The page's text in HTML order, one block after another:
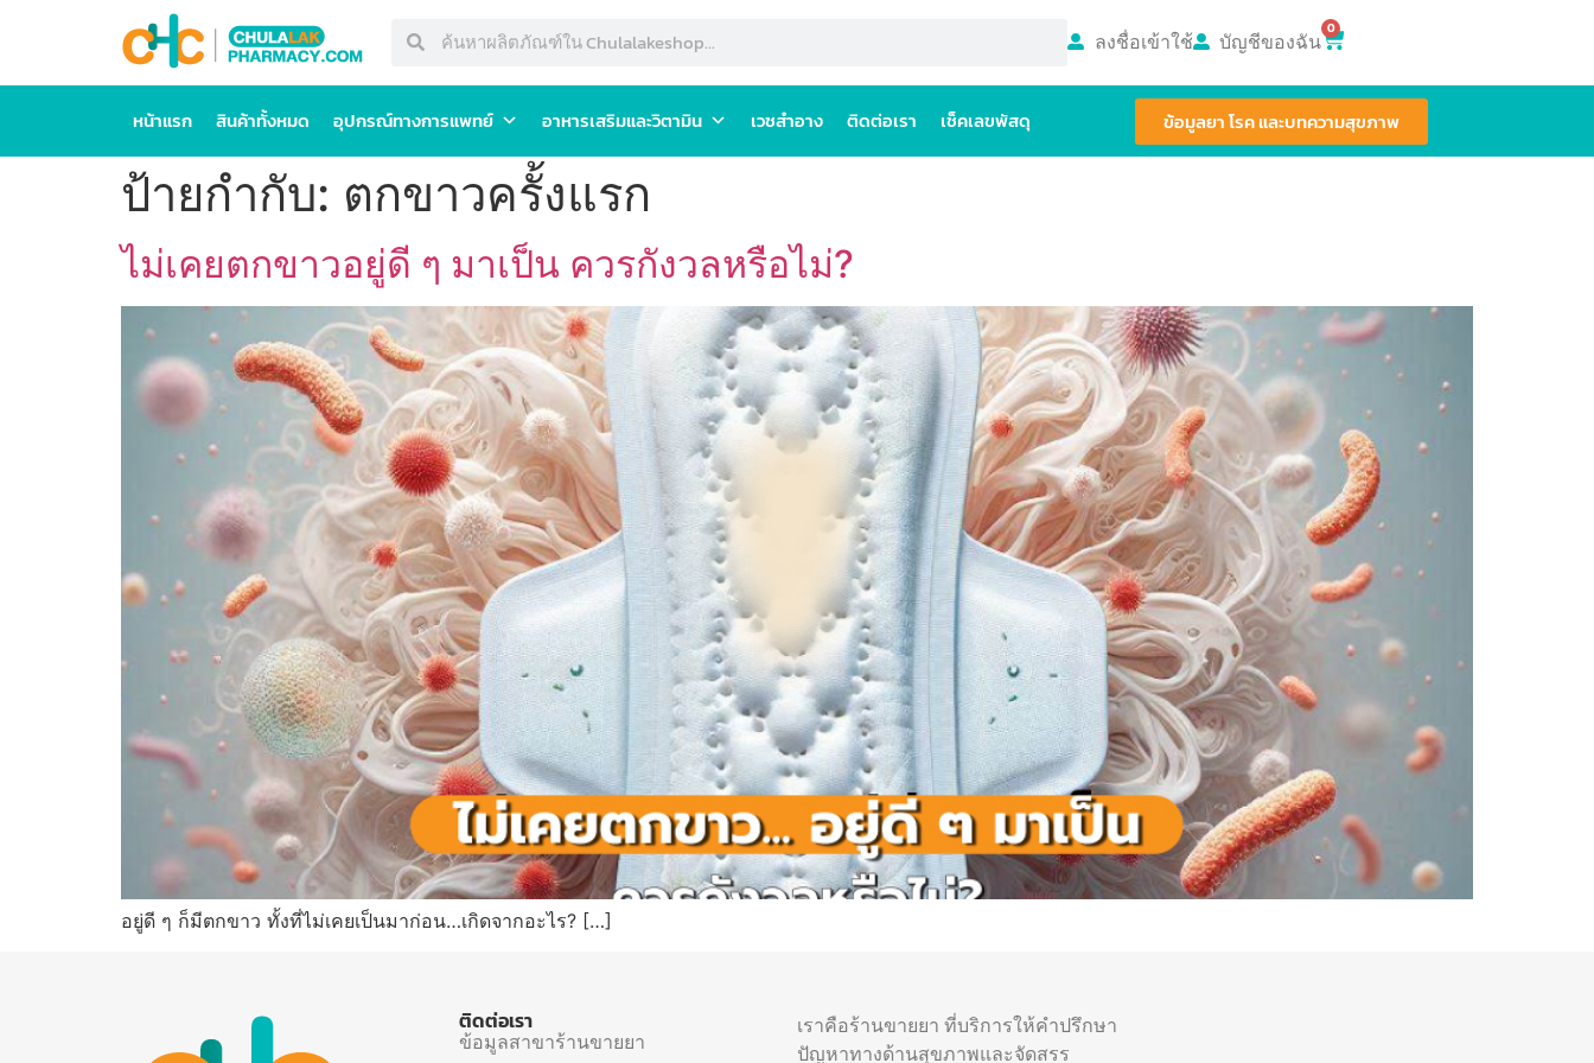
ลงชื่อเข้าใช้ บัญชีของฉัน 0
หน้าแรก สินค้าทั้งหมด อุปกรณ์ทางการแพทย์ อาหารเสริมและวิตามิน เวชสำอาง ติดต่อเรา เช็คเลขพัสดุ ข้อมูลยา โรค และบทความสุขภาพ
ป้ายกำกับ: ตกขาวครั้งแรก
ไม่เคยตกขาวอยู่ดี ๆ มาเป็น ควรกังวลหรือไม่?
อยู่ดี ๆ ก็มีตกขาว ทั้งที่ไม่เคยเป็นมาก่อน…เกิดจากอะไร? […]
ติดต่อเรา
ข้อมูลสาขาร้านขายยา
เราคือร้านขายยา ที่บริการให้คำปรึกษา
ปัญหาทางด้านสุขภาพและจัดสรร